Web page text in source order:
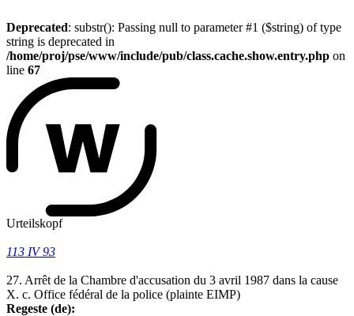
Deprecated: substr(): Passing null to parameter #1 ($string) of type
string is deprecated in
/home/proj/pse/www/include/pub/class.cache.show.entry.php on
line 67
Urteilskopf
113 IV 93
27. Arrêt de la Chambre d'accusation du 3 avril 1987 dans la cause
X. c. Office fédéral de la police (plainte EIMP)
Regeste (de):